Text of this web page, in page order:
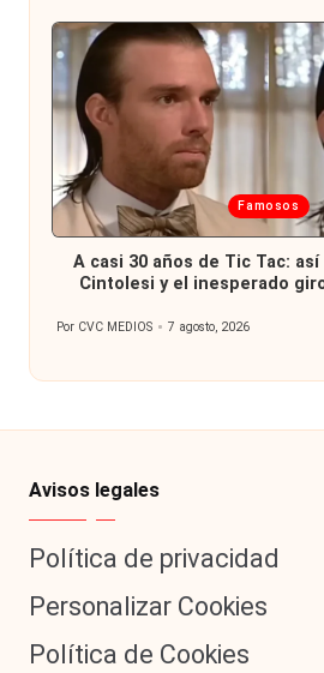
Publicada
en
Famosos
A casi 30 años de Tic Tac:
Cintolesi y el inesperado
Publicado
Por CVC MEDIOS 7 agosto, 2026
Avisos legales
Política de privacidad
Personalizar Cookies
Política de Cookies